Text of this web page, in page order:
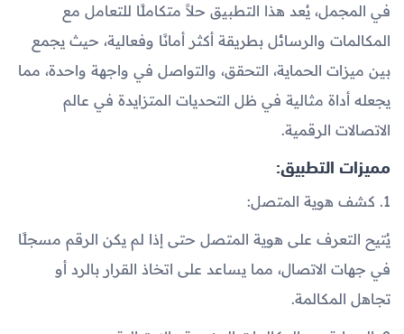
في المجمل، يُعد هذا التطبيق حلاً متكاملًا للتعامل مع
المكالمات والرسائل بطريقة أكثر أمانًا وفعالية، حيث يجمع
بين ميزات الحماية، التحقق، والتواصل في واجهة واحدة، مما
يجعله أداة مثالية في ظل التحديات المتزايدة في عالم
الاتصالات الرقمية.
مميزات التطبيق:
1. كشف هوية المتصل:
يُتيح التعرف على هوية المتصل حتى إذا لم يكن الرقم مسجلًا
في جهات الاتصال، مما يساعد على اتخاذ القرار بالرد أو
تجاهل المكالمة.